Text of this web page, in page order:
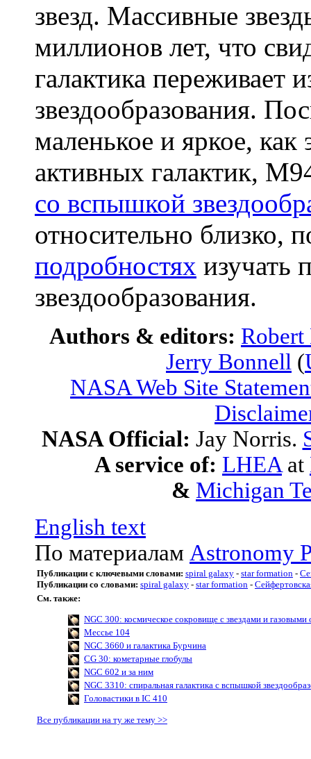
звезд. Массивные
миллионов лет, что
галактика переживает
звездообразования.
маленькое и яркое, как
активных галактик,
со вспышкой
относительно близко,
подробностях изучать
звездообразования.
Authors & editors:
Jerry Bonnell (
NASA Web Site
NASA Official: Jay Norris.
A service of: LHEA at
& Michigan
English text
По материалам Astronomy
Публикации с ключевыми словами: spiral galaxy - star formation -
Публикации со словами: spiral galaxy - star formation -
См. также:
NGC 300: космическое сокровище с звездами и газовыми
Мессье 104
NGC 3660 и галактика Бурчина
CG 30: кометарные глобулы
NGC 602 и за ним
NGC 3310: спиральная галактика с вспышкой
Головастики в IC 410
Все публикации на ту же тему >>